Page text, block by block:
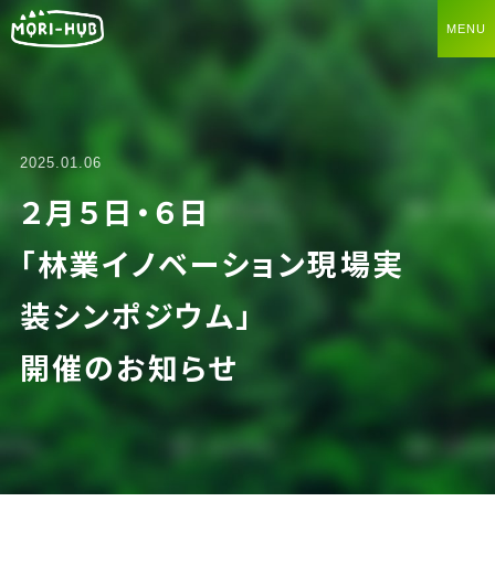
2025.01.06
２月５日・６日
「林業イノベーション現場実
装シンポジウム」
開催のお知らせ